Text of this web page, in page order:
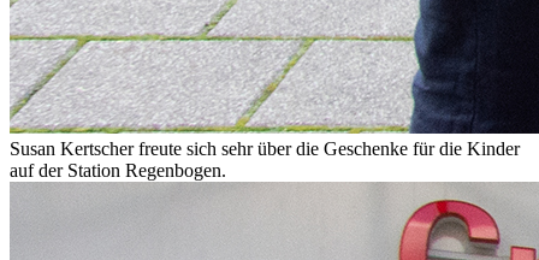
Susan Kertscher freute sich sehr über die Geschenke für die Kinder
auf der Station Regenbogen.